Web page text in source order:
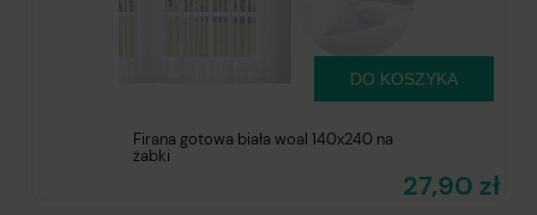
Firana gotowa biała woal 140x240 na
żabki
27,90 zł
DO KOSZYKA